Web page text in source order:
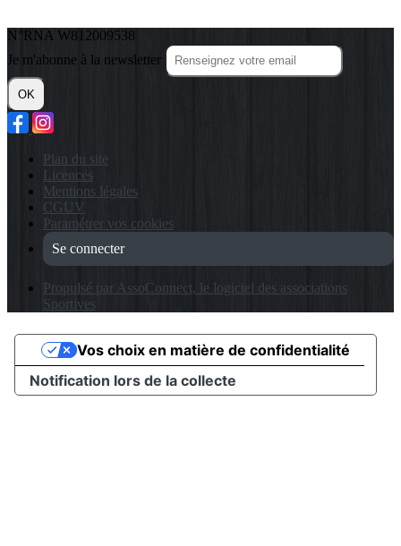
N°RNA W812009538
Je m'abonne à la newsletter
OK
Plan du site
Licences
Mentions légales
CGUV
Paramétrer vos cookies
Se connecter
Propulsé par AssoConnect, le logiciel des associations
Sportives
Notification lors de la collecte
Vos choix en matière de confidentialité